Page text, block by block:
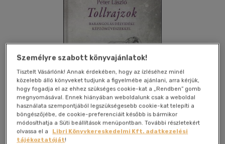
Személyre szabott könyvajánlatok!
Tisztelt Vásárlónk! Annak érdekében, hogy az ízléséhez minél
közelebb álló könyveket tudjunk a figyelmébe ajánlani, arra kérjük,
hogy fogadja el az ehhez szükséges cookie-kat a „Rendben” gomb
megnyomásával. Ennek hiányában weboldalunk csak a weboldal
használata szempontjából legszükségesebb cookie-kat telepíti a
böngészőjébe, de cookie-preferenciáit később is bármikor
módosíthatja a Süti beállítások menüpontban. További részletekért
olvassa el a
Libri Könyvkereskedelmi Kft. adatkezelési
tájékoztatóját!